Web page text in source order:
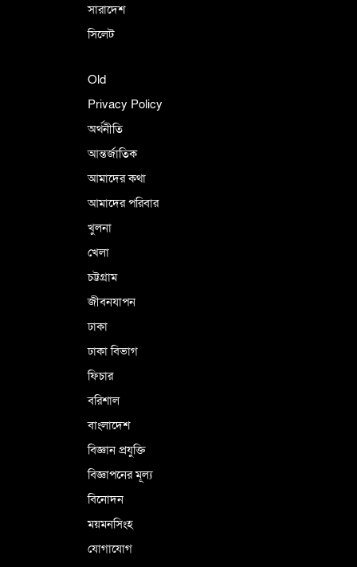
সারাদেশ
সিলেট
Old
Privacy Policy
অর্থনীতি
আন্তর্জাতিক
আমাদের কথা
আমাদের পরিবার
খুলনা
খেলা
চট্টগ্রাম
জীবনযাপন
ঢাকা
ঢাকা বিভাগ
ফিচার
বরিশাল
বাংলাদেশ
বিজ্ঞান প্রযুক্তি
বিজ্ঞাপনের মূল্য
বিনোদন
ময়মনসিংহ
যোগাযোগ